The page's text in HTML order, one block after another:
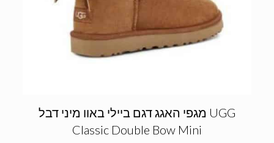
מגפי האגג דגם ביילי באוו מיני דבל UGG
Classic Double Bow Mini